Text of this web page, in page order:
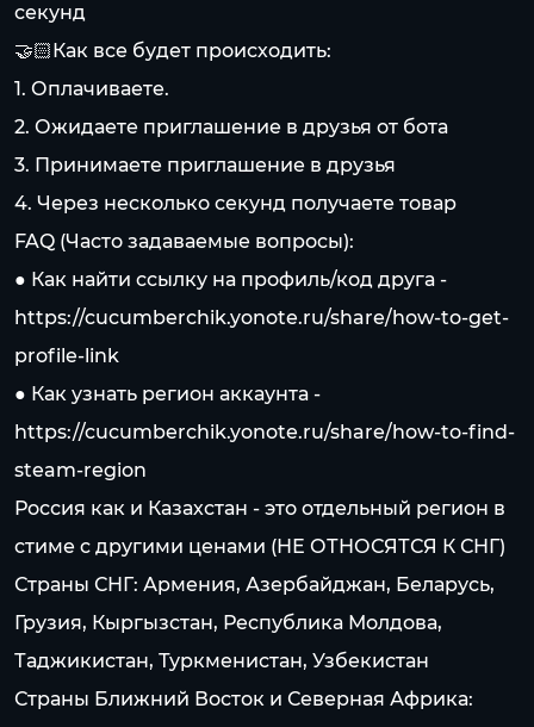
секунд
🤝🏻Как все будет происходить:
1. Оплачиваете.
2. Ожидаете приглашение в друзья от бота
3. Принимаете приглашение в друзья
4. Через несколько секунд получаете товар
FAQ (Часто задаваемые вопросы):
● Как найти ссылку на профиль/код друга -
https://cucumberchik.yonote.ru/share/how-to-get-
profile-link
● Как узнать регион аккаунта -
https://cucumberchik.yonote.ru/share/how-to-find-
steam-region
Россия как и Казахстан - это отдельный регион в
стиме c другими ценами (НЕ ОТНОСЯТСЯ К СНГ)
Страны СНГ: Армения, Азербайджан, Беларусь,
Грузия, Кыргызстан, Республика Молдова,
Таджикистан, Туркменистан, Узбекистан
Страны Ближний Восток и Северная Африка: